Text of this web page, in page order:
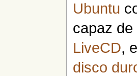
Ubuntu
capaz
LiveCD,
disco